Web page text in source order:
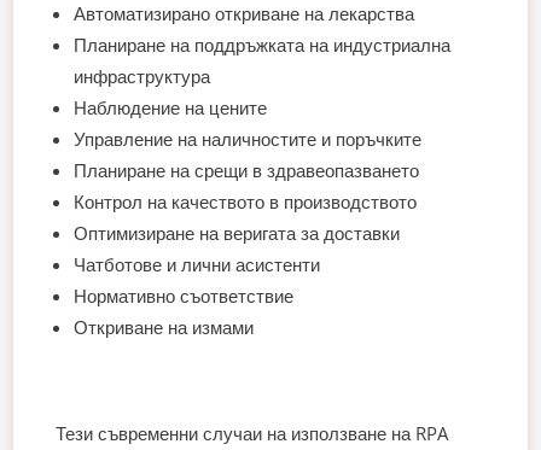
Автоматизирано откриване на лекарства
Планиране на поддръжката на индустриална
инфраструктура
Наблюдение на цените
Управление на наличностите и поръчките
Планиране на срещи в здравеопазването
Контрол на качеството в производството
Оптимизиране на веригата за доставки
Чатботове и лични асистенти
Нормативно съответствие
Откриване на измами
Тези съвременни случаи на използване на RPA